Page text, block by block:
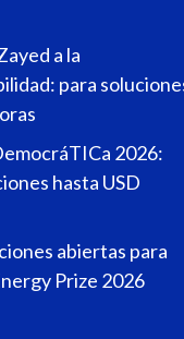
a la
para
2026:
hasta USD
abiertas para
Prize 2026